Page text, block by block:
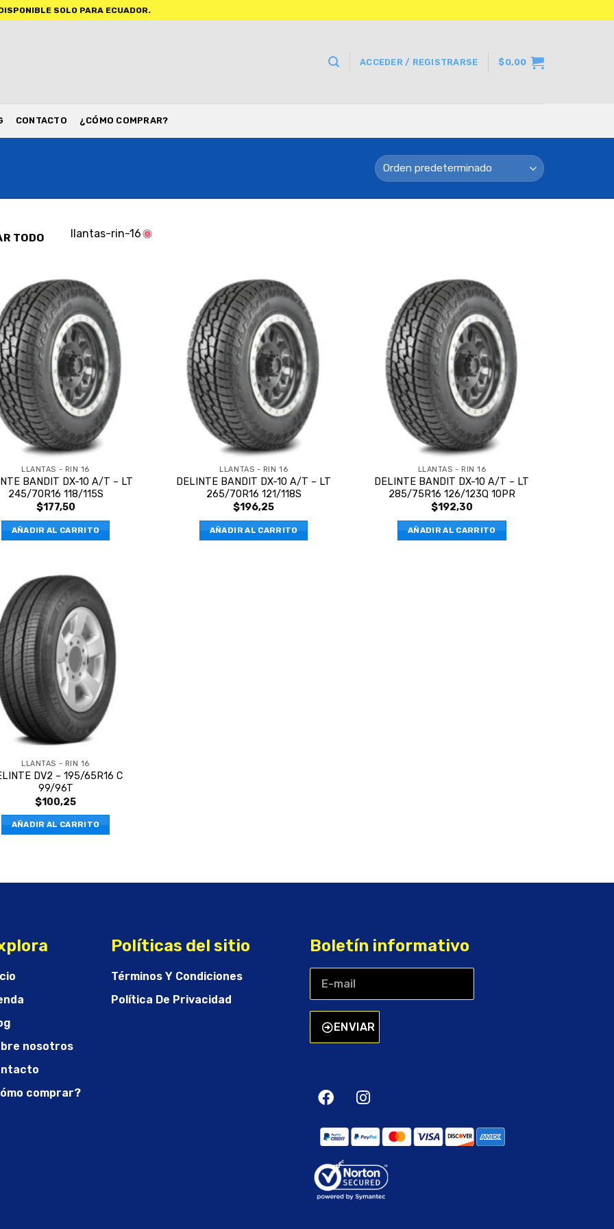
SOLO PARA ECUADOR.
ACCEDER / REGISTRARSE $0,00
CONTACTO ¿CÓMO COMPRAR?
TODO llantas-rin-16
LLANTAS - RIN 16
BANDIT DX-10 A/T – LT
245/70R16 118/115S
$177,50
AÑADIR AL CARRITO
LLANTAS - RIN 16
DELINTE BANDIT DX-10 A/T – LT
265/70R16 121/118S
$196,25
AÑADIR AL CARRITO
LLANTAS - RIN 16
DELINTE BANDIT DX-10 A/T – LT
285/75R16 126/123Q 10PR
$192,30
AÑADIR AL CARRITO
LLANTAS - RIN 16
DV2 – 195/65R16 C
99/96T
$100,25
AÑADIR AL CARRITO
nosotros
comprar?
Políticas del sitio
Términos Y Condiciones
Política De Privacidad
Boletín informativo
ENVIAR